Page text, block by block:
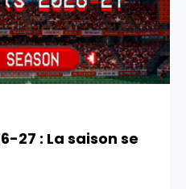
27 : La saison se